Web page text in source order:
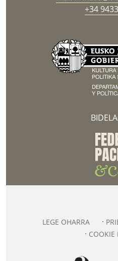
+34
LEGE OHARRA
COOKIE